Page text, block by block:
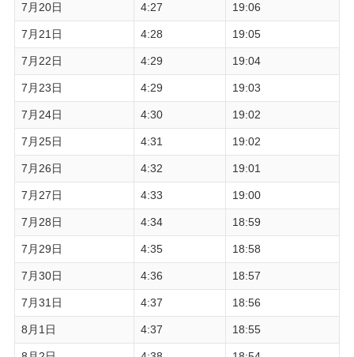
7月20日 4:27 19:06
7月21日 4:28 19:05
7月22日 4:29 19:04
7月23日 4:29 19:03
7月24日 4:30 19:02
7月25日 4:31 19:02
7月26日 4:32 19:01
7月27日 4:33 19:00
7月28日 4:34 18:59
7月29日 4:35 18:58
7月30日 4:36 18:57
7月31日 4:37 18:56
8月1日 4:37 18:55